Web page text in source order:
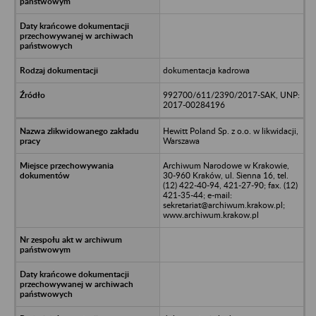
dokumentacja kadrowa
992700/611/2390/2017-SAK, UNP:
2017-00284196
Hewitt Poland Sp. z o.o. w likwidacji,
Warszawa
Archiwum Narodowe w Krakowie,
30-960 Kraków, ul. Sienna 16, tel.
(12) 422-40-94, 421-27-90; fax. (12)
421-35-44; e-mail:
sekretariat@archiwum.krakow.pl;
www.archiwum.krakow.pl